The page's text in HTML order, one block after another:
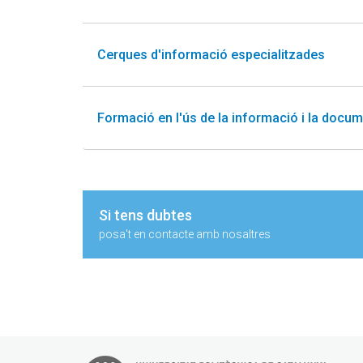
Cerques d'informació especialitzades
Formació en l'ús de la informació i la
Si tens dubtes
posa't en contacte amb nosaltres